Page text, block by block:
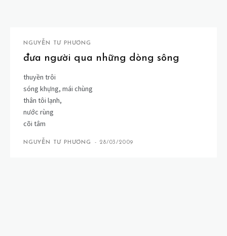
NGUYỄN TƯ PHƯƠNG
đưa người qua những dòng sông
thuyền trôi
sóng khựng, mái chùng
thân tôi lạnh,
nước rùng
cõi tâm
NGUYỄN TƯ PHƯƠNG - 28/03/2009